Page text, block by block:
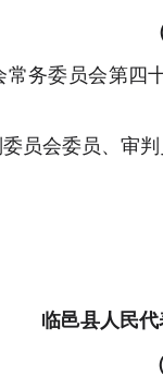
务委员会第四
员会委员、审
临邑县人民